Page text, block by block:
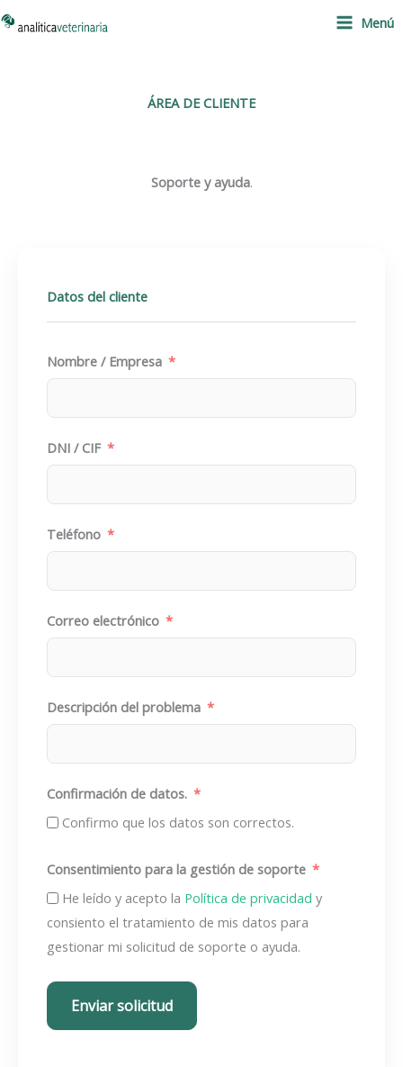
Ir
Menú
ÁREA DE CLIENTE
Soporte y ayuda.
Datos del cliente
Nombre / Empresa
DNI / CIF
Teléfono
Correo electrónico
Descripción del problema
Confirmación de datos.
Confirmo que los datos son correctos.
Consentimiento para la gestión de soporte
He leído y acepto la Política de privacidad y
consiento el tratamiento de mis datos para
gestionar mi solicitud de soporte o ayuda.
Enviar solicitud